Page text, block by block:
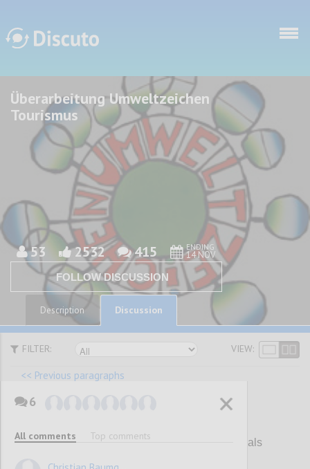
Discuto
Discuto
Überarbeitung Umweltzeichen
Tourismus
53 2532 415 ENDING
14 NOV
FOLLOW DISCUSSION
Description Discussion
FILTER: VIEW:
<< Previous paragraphs
K 16 Leitungswasser
(gilt nur für GEM als
6
All comments Top comments